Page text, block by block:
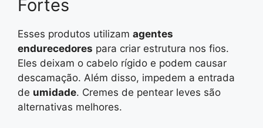
Fortes
Esses produtos utilizam agentes
endurecedores para criar estrutura nos fios.
Eles deixam o cabelo rígido e podem causar
descamação. Além disso, impedem a entrada
de umidade. Cremes de pentear leves são
alternativas melhores.